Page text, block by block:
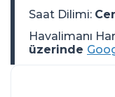
Saat Dilimi:
Havalimanı
üzerinde